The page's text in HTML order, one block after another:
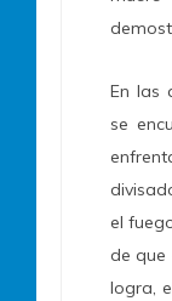
En las
se
el
de que
logra,